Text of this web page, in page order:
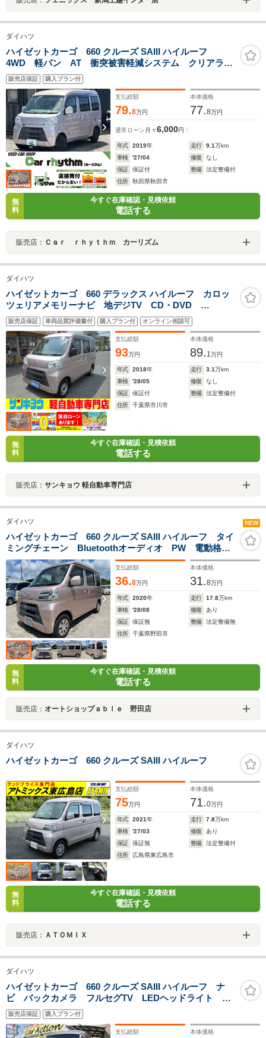
ダイハツ
ハイゼットカーゴ 660 クルーズ SAIII ハイルーフ
4WD 軽バン AT 衝突被害軽減システム クリアラン
スソナー ドライブレコーダー ETC ナビ TV バッ
クカメラ 両側スライドドア キーレスエントリー ア
イドリングストップ 電動格納ミラー
販売店保証 購入プラン付
支払総額
79.8万円
本体価格
77.8万円
通常ローン 月々6,000円
年式 2019年 走行 9.1万km
車検
'27/04 修復
なし
保証
保証付 整備
法定整備付
住所
秋田県秋田市
無
料
今すぐ在庫確認・見積依頼
電話する
販売店： Ｃａｒ ｒｈｙｔｈｍ カーリズム
ダイハツ
ハイゼットカーゴ 660 デラックス ハイルーフ カロッ
ツェリアメモリーナビ 地デジTV CD・DVD
Bluetooth接続 ハンズフリー SD録音 アイドリング
ストップ 前側パワーウィンドウ 両側スライドドア
プライバシーガラス キーレス ダブルエアバック
ABS
販売店保証 車両品質評価書付 購入プラン付 オンライン相談可
支払総額
93万円
本体価格
89. 1万円
年式 2018年 走行 3.1万km
車検
'28/05 修復
なし
保証
保証付 整備
法定整備付
住所
千葉県市川市
無
料
今すぐ在庫確認・見積依頼
電話する
販売店： サンキョウ 軽自動車専門店
ダイハツ NEW
ハイゼットカーゴ 660 クルーズ SAIII ハイルーフ タイ
ミングチェーン Bluetoothオーディオ PW 電動格納
ミラー
支払総額
36.8万円
本体価格
31.8万円
年式 2020年 走行 17.8万km
車検
'28/08 修復
あり
保証
保証無 整備
法定整備無
住所
千葉県野田市
無
料
今すぐ在庫確認・見積依頼
電話する
販売店： オートショップａｂｌｅ 野田店
ダイハツ
ハイゼットカーゴ 660 クルーズ SAIII ハイルーフ
支払総額
75万円
本体価格
71.0万円
年式 2021年 走行 7.8万km
車検
'27/03 修復
あり
保証
保証無 整備
法定整備付
住所
広島県東広島市
無
料
今すぐ在庫確認・見積依頼
電話する
販売店： ＡＴＯＭＩＸ
ダイハツ
ハイゼットカーゴ 660 クルーズ SAIII ハイルーフ ナ
ビ バックカメラ フルセグTV LEDヘッドライト
DVD再生 ETC Bluetooth
販売店保証 購入プラン付
支払総額 本体価格